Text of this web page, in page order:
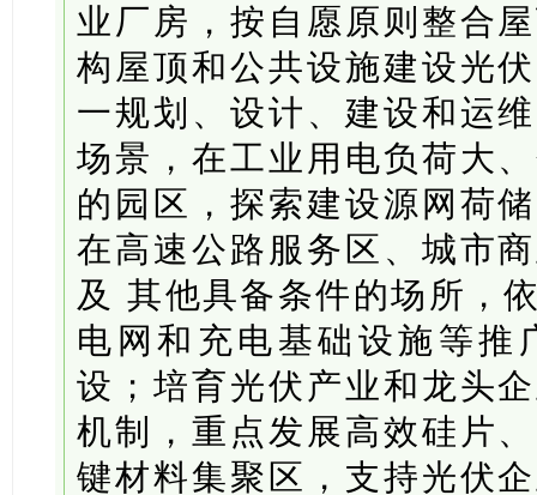
业厂房，按自愿原则整合
构屋顶和公共设施建设光
一规划、设计、建设和运
场景，在工业用电负荷大
的园区，探索建设源网荷
在高速公路服务区、城市
及 其他具备条件的场所，
电网和充电基础设施等推
设；培育光伏产业和龙头
机制，重点发展高效硅片
键材料集聚区，支持光伏